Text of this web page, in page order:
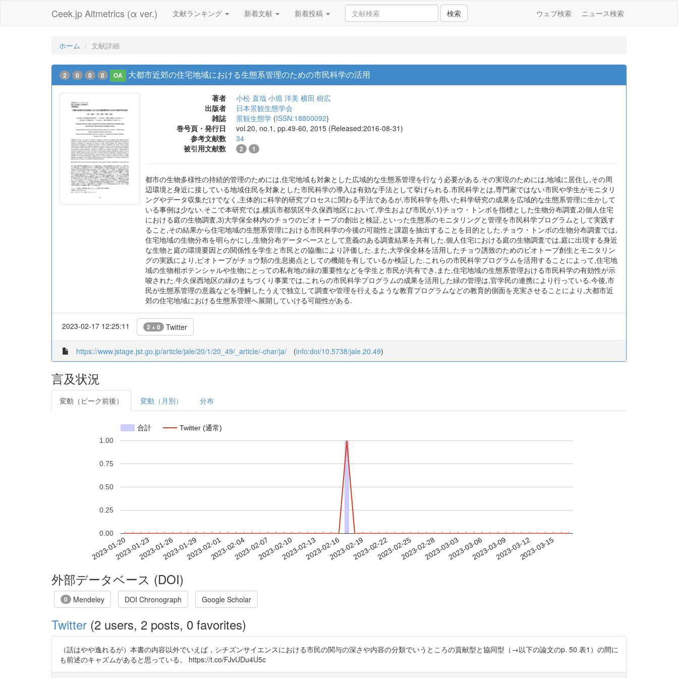
Ceek.jp Altmetrics (α ver.) 文献ランキング 新着文献 新着投稿 検索 ウェブ検索 ニュース検索
ホーム 文献詳細
2 0 0 0 OA 大都市近郊の住宅地域における生態系管理のための市民科学の活用
著者 小松 直哉 小堀 洋美 横田 樹広
出版者
日本景観生態学会
雑誌
景観生態学 (ISSN:18800092)
巻号頁・発行日
vol.20, no.1, pp.49-60, 2015 (Released:2016-08-31)
参考文献数
34
被引用文献数
2 1
都市の生物多様性の持続的管理のためには,住宅地域も対象とした広域的な生態系管理を行なう必要がある.その実現のためには,地域に居住し,その周
辺環境と身近に接している地域住民を対象とした市民科学の導入は有効な手法として挙げられる.市民科学とは,専門家ではない市民や学生がモニタリ
ングやデータ収集だけでなく,主体的に科学的研究プロセスに関わる手法であるが,市民科学を用いた科学研究の成果を広域的な生態系管理に生かして
いる事例は少ない.そこで本研究では,横浜市都筑区牛久保西地区において,学生および市民が,1)チョウ・トンボを指標とした生物分布調査,2)個人住宅
における庭の生物調査,3)大学保全林内のチョウのビオトープの創出と検証,といった生態系のモニタリングと管理を市民科学プログラムとして実践す
ること,その結果から住宅地域の生態系管理における市民科学の今後の可能性と課題を抽出することを目的とした.チョウ・トンボの生物分布調査では,
住宅地域の生物分布を明らかにし,生物分布データベースとして意義のある調査結果を共有した.個人住宅における庭の生物調査では,庭に出現する身近
な生物と庭の環境要因との関係性を学生と市民との協働により評価した.また,大学保全林を活用したチョウ誘致のためのビオトープ創生とモニタリン
グの実践により,ビオトープがチョウ類の生息拠点としての機能を有しているか検証した.これらの市民科学プログラムを活用することによって,住宅地
域の生物相ポテンシャルや生物にとっての私有地の緑の重要性などを学生と市民が共有でき,また,住宅地域の生態系管理おける市民科学の有効性が示
唆された.牛久保西地区の緑のまちづくり事業では,これらの市民科学プログラムの成果を活用した緑の管理は,官学民の連携により行っている.今後,市
民が生態系管理の意義などを理解したうえで独立して調査や管理を行えるような教育プログラムなどの教育的側面を充実させることにより,大都市近
郊の住宅地域における生態系管理へ展開していける可能性がある.
2023-02-17 12:25:11 2 + 0 Twitter
https://www.jstage.jst.go.jp/article/jale/20/1/20_49/_article/-char/ja/ (info:doi/10.5738/jale.20.49)
言及状況
変動（ピーク前後） 変動（月別） 分布
合計 Twitter (通常)
2023-01-202023-01-232023-01-262023-01-292023-02-012023-02-042023-02-072023-02-102023-02-132023-02-162023-02-192023-02-222023-02-252023-02-282023-03-032023-03-062023-03-092023-03-122023-03-15
0.00
0.25
0.50
0.75
1.00
外部データベース (DOI)
0 Mendeley DOI Chronograph Google Scholar
Twitter (2 users, 2 posts, 0 favorites)
（話はやや逸れるが）本書の内容以外でいえば，シチズンサイエンスにおける市民の関与の深さや内容の分類でいうところの貢献型と協同型（→以下の論文のp. 50 表1）の間に
も前述のキャズムがあると思っている。 https://t.co/FJvUDu4U5c